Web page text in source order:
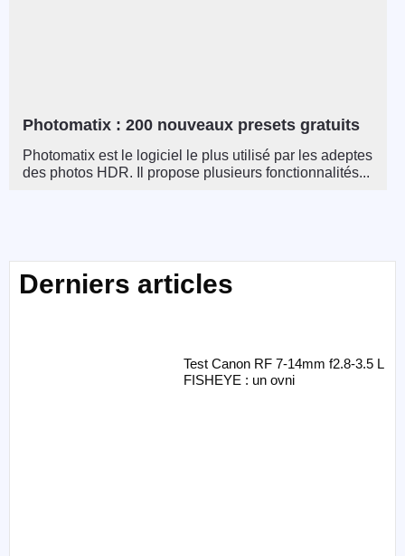
Photomatix : 200 nouveaux presets gratuits
Photomatix est le logiciel le plus utilisé par les adeptes
des photos HDR. Il propose plusieurs fonctionnalités...
Derniers articles
Test Canon RF 7-14mm f2.8-3.5 L
FISHEYE : un ovni